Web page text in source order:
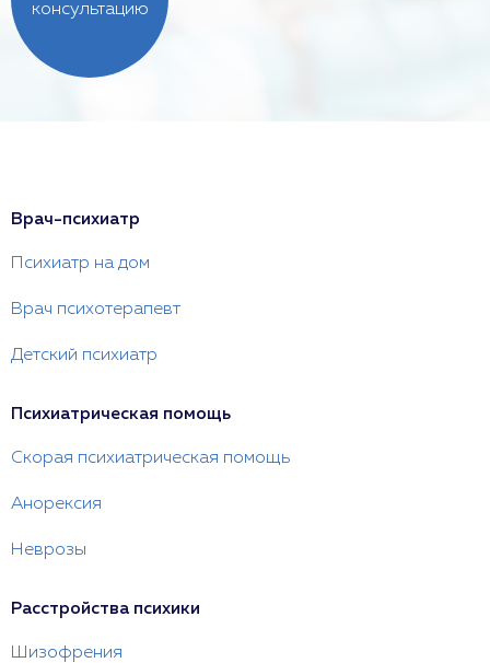
консультацию
Врач-психиатр
Психиатр на дом
Врач психотерапевт
Детский психиатр
Психиатрическая помощь
Скорая психиатрическая помощь
Анорексия
Неврозы
Расстройства психики
Шизофрения